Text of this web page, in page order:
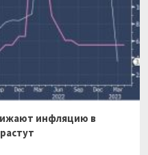
инфляцию в